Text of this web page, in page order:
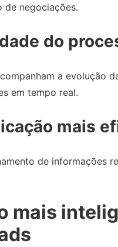
de negociações.
do
a evolução
em tempo real.
mais
de informações
mais